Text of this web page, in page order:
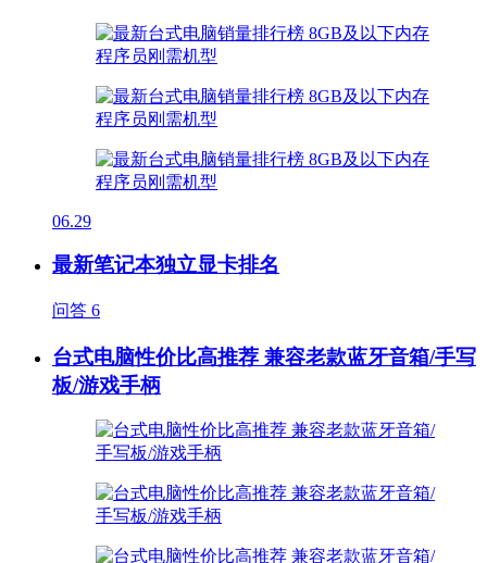
06.29
最新笔记本独立显卡排名
问答 6
台式电脑性价比高推荐 兼容老款蓝牙音箱/手写
板/游戏手柄